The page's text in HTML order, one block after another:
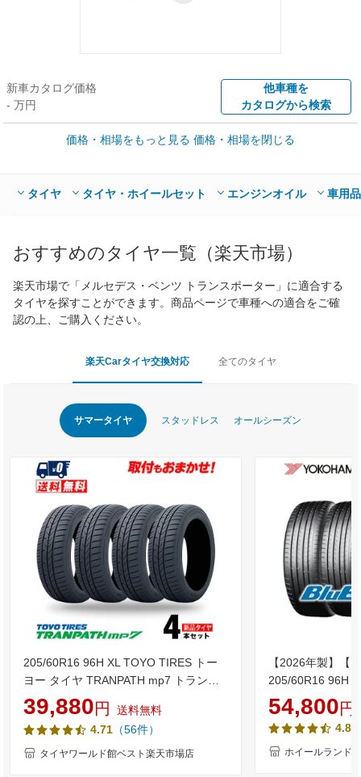
新車カタログ価格
- 万円
他車種を
カタログから検索
車買取価格 *
クルマを高額売却
全国平均の車検価格 *
楽天Car車検で
*当該価格は車種別の価格となります。
価格・相場をもっと見る 価格・相場を閉じる
タイヤ タイヤ・ホイールセット エンジンオイル 車用品
おすすめのタイヤ一覧（楽天市場）
楽天市場で「メルセデス・ベンツ トランスポーター」に適合する
タイヤを探すことができます。商品ページで車種への適合をご確
認の上、ご購入ください。
楽天Carタイヤ交換対応 全てのタイヤ
サマータイヤ スタッドレス オールシーズン
205/60R16 96H XL TOYO TIRES トー
ヨー タイヤ TRANPATH mp7 トランパ
ス MP7 夏 サマータイヤ 単品4本セット
単品4本価格 《送料無料》【取付対象】
39,880円
送料無料
4.71 （56件）
タイヤワールド館ベスト楽天市場店
【2026年製】【
205/60R16 96H
限定クーポン!!】
インチ サマータ
タイヤ
RV-03 205/60-16
54,800円
4.85
ホイールランド